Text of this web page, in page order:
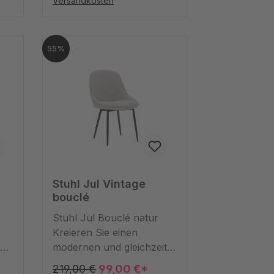
Aschenbecher aus Metall
können Sie ihn regelmäßig
leeren und säubern. Wer
ausgefallene Modelle mit
lustigen Sprüchen, wenn
er auch eins im zeitlosen
Design haben kann?
55%
Stuhl Jul Vintage
bouclé
Stuhl Jul Bouclé natur
Kreieren Sie einen
modernen und gleichzeitig
absolut stylischen
219,00 € 99,00 €*